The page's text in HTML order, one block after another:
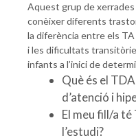
Aquest grup de
conèixer diferents
la diferència entre els
i les dificultats
infants a l’inici de
Què és el
d’atenció i
El meu fill/a
l’estudi?